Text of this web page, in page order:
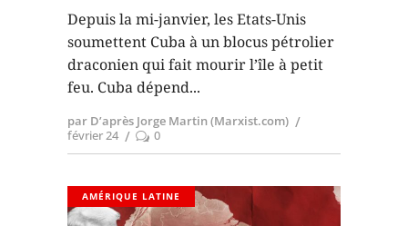
Depuis la mi-janvier, les Etats-Unis
soumettent Cuba à un blocus pétrolier
draconien qui fait mourir l’île à petit
feu. Cuba dépend
par D’après Jorge Martin (Marxist.com)
février 24
0
AMÉRIQUE LATINE